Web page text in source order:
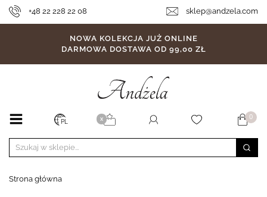
+48 22 228 22 08 sklep@andzela.com
NOWA KOLEKCJA JUŻ ONLINE
DARMOWA DOSTAWA OD 99,00 ZŁ
PL X 0
Strona główna